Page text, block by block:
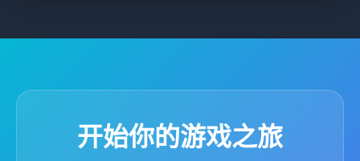
开始你的游戏之旅